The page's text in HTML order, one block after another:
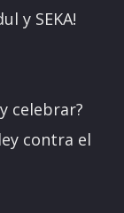
y SEKA!
celebrar?
contra el